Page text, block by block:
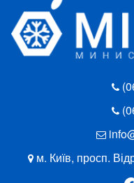
м. Київ, просп.